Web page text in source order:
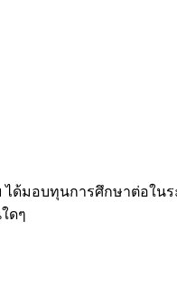
มอบทุนการศึกษาต่อใน
ดๆ